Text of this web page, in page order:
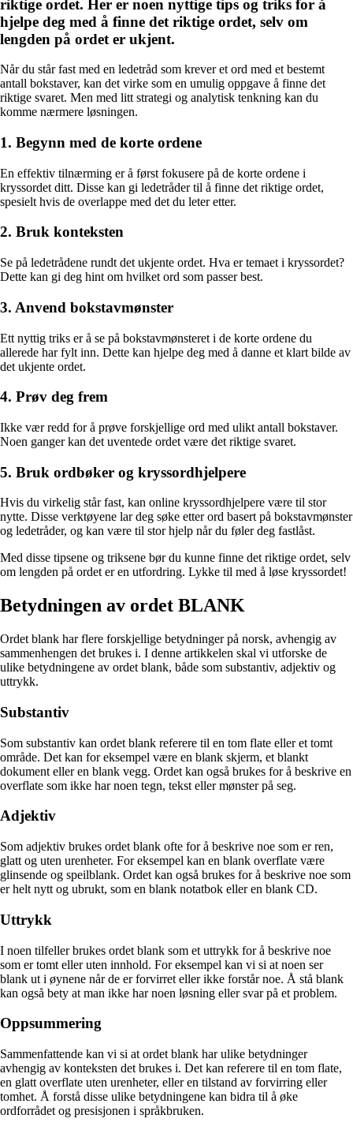
riktige ordet. Her er noen nyttige tips og triks for å
hjelpe deg med å finne det riktige ordet, selv om
lengden på ordet er ukjent.
Når du står fast med en ledetråd som krever et ord med et bestemt
antall bokstaver, kan det virke som en umulig oppgave å finne det
riktige svaret. Men med litt strategi og analytisk tenkning kan du
komme nærmere løsningen.
1. Begynn med de korte ordene
En effektiv tilnærming er å først fokusere på de korte ordene i
kryssordet ditt. Disse kan gi ledetråder til å finne det riktige ordet,
spesielt hvis de overlappe med det du leter etter.
2. Bruk konteksten
Se på ledetrådene rundt det ukjente ordet. Hva er temaet i kryssordet?
Dette kan gi deg hint om hvilket ord som passer best.
3. Anvend bokstavmønster
Ett nyttig triks er å se på bokstavmønsteret i de korte ordene du
allerede har fylt inn. Dette kan hjelpe deg med å danne et klart bilde av
det ukjente ordet.
4. Prøv deg frem
Ikke vær redd for å prøve forskjellige ord med ulikt antall bokstaver.
Noen ganger kan det uventede ordet være det riktige svaret.
5. Bruk ordbøker og kryssordhjelpere
Hvis du virkelig står fast, kan online kryssordhjelpere være til stor
nytte. Disse verktøyene lar deg søke etter ord basert på bokstavmønster
og ledetråder, og kan være til stor hjelp når du føler deg fastlåst.
Med disse tipsene og triksene bør du kunne finne det riktige ordet, selv
om lengden på ordet er en utfordring. Lykke til med å løse kryssordet!
Betydningen av ordet BLANK
Ordet blank har flere forskjellige betydninger på norsk, avhengig av
sammenhengen det brukes i. I denne artikkelen skal vi utforske de
ulike betydningene av ordet blank, både som substantiv, adjektiv og
uttrykk.
Substantiv
Som substantiv kan ordet blank referere til en tom flate eller et tomt
område. Det kan for eksempel være en blank skjerm, et blankt
dokument eller en blank vegg. Ordet kan også brukes for å beskrive en
overflate som ikke har noen tegn, tekst eller mønster på seg.
Adjektiv
Som adjektiv brukes ordet blank ofte for å beskrive noe som er ren,
glatt og uten urenheter. For eksempel kan en blank overflate være
glinsende og speilblank. Ordet kan også brukes for å beskrive noe som
er helt nytt og ubrukt, som en blank notatbok eller en blank CD.
Uttrykk
I noen tilfeller brukes ordet blank som et uttrykk for å beskrive noe
som er tomt eller uten innhold. For eksempel kan vi si at noen ser
blank ut i øynene når de er forvirret eller ikke forstår noe. Å stå blank
kan også bety at man ikke har noen løsning eller svar på et problem.
Oppsummering
Sammenfattende kan vi si at ordet blank har ulike betydninger
avhengig av konteksten det brukes i. Det kan referere til en tom flate,
en glatt overflate uten urenheter, eller en tilstand av forvirring eller
tomhet. Å forstå disse ulike betydningene kan bidra til å øke
ordforrådet og presisjonen i språkbruken.